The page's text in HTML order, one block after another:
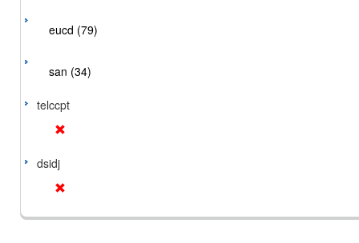
eucd (79)
san (34)
telccpt
dsidj